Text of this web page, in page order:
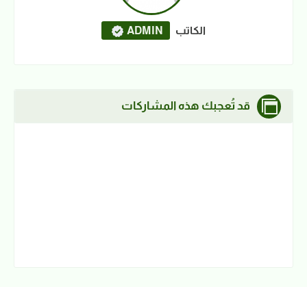
الكاتب ADMIN
قد تُعجبك هذه المشاركات